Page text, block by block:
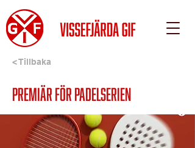
< Tillbaka
Premiär för Padelserien